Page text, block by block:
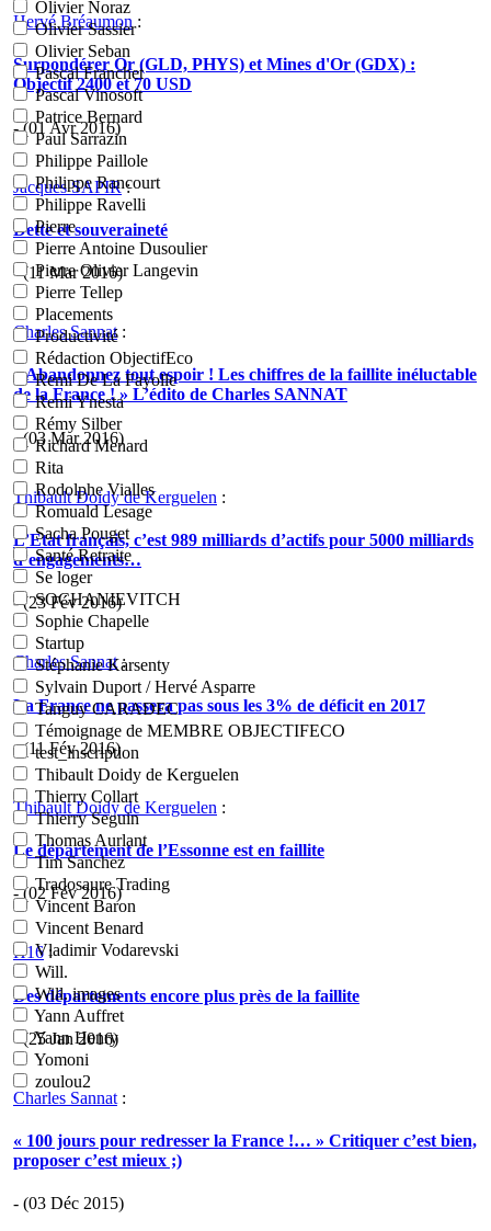
Olivier Noraz
Olivier Sassier
Olivier Seban
Pascal Franchet
Pascal Vinosoft
Patrice Bernard
Paul Sarrazin
Philippe Paillole
Philippe Rancourt
Philippe Ravelli
Pierre
Pierre Antoine Dusoulier
Pierre Olivier Langevin
Pierre Tellep
Placements
Productivité
Rédaction ObjectifEco
Remi De La Fayolle
Remi Ynesta
Rémy Silber
Richard Menard
Rita
Rodolphe Vialles
Romuald Lesage
Sacha Pouget
Santé Retraite
Se loger
SOCHANIEVITCH
Sophie Chapelle
Startup
Stéphanie Karsenty
Sylvain Duport / Hervé Asparre
Tanguy CARADEC
Témoignage de MEMBRE OBJECTIFECO
test_inscription
Thibault Doidy de Kerguelen
Thierry Collart
Thierry Seguin
Thomas Aurlant
Tim Sanchez
Tradosaure Trading
Vincent Baron
Vincent Benard
Vladimir Vodarevski
Will.
Will. images
Yann Auffret
Yann Henry
Yomoni
zoulou2
Hervé Bréaumon :
Surpondérer Or (GLD, PHYS) et Mines d'Or (GDX) :
Objectif 2400 et 70 USD
- (01 Avr 2016)
Jacques SAPIR:
Dette et souveraineté
- (11 Mar 2016)
Charles Sannat:
« Abandonnez tout espoir ! Les chiffres de la faillite inéluctable
de la France ! » L’édito de Charles SANNAT
- (03 Mar 2016)
Thibault Doidy de Kerguelen :
L’Etat français, c’est 989 milliards d’actifs pour 5000 milliards
d’engagements…
- (23 Fév 2016)
Charles Sannat:
La France ne passera pas sous les 3% de déficit en 2017
- (11 Fév 2016)
Thibault Doidy de Kerguelen :
Le département de l’Essonne est en faillite
- (02 Fév 2016)
H16:
Des départements encore plus près de la faillite
- (25 Jan 2016)
Charles Sannat :
« 100 jours pour redresser la France !… » Critiquer c’est bien,
proposer c’est mieux ;)
- (03 Déc 2015)